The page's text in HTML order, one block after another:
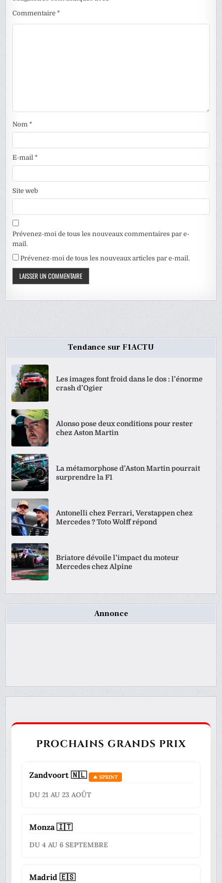
Commentaire*
Nom*
E-mail*
Site web
Prévenez-moi de tous les nouveaux commentaires par e-
mail.
Prévenez-moi de tous les nouveaux articles par e-mail.
Tendance sur F1ACTU
Les images font froid dans le dos : l’énorme
crash d’Ogier
Alonso pose deux conditions pour rester
chez Aston Martin
La métamorphose d’Aston Martin pourrait
surprendre la F1
Antonelli chez Ferrari, Verstappen chez
Mercedes ? Toto Wolff répond
Briatore dévoile l’impact du moteur
Mercedes chez Alpine
Annonce
PROCHAINS GRANDS PRIX
Zandvoort 🇳🇱 🔥 SPRINT
DU 21 AU 23 AOÛT
Monza 🇮🇹
DU 4 AU 6 SEPTEMBRE
Madrid 🇪🇸